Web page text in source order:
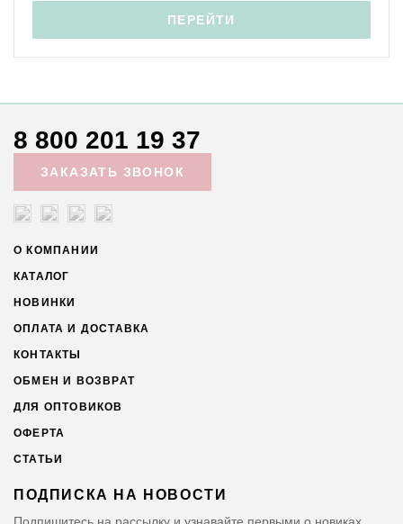
ПЕРЕЙТИ
8 800 201 19 37
ЗАКАЗАТЬ ЗВОНОК
О КОМПАНИИ
КАТАЛОГ
НОВИНКИ
ОПЛАТА И ДОСТАВКА
КОНТАКТЫ
ОБМЕН И ВОЗВРАТ
ДЛЯ ОПТОВИКОВ
ОФЕРТА
СТАТЬИ
ПОДПИСКА НА НОВОСТИ